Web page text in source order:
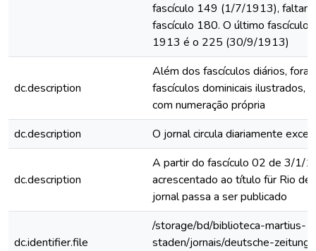
fascículo 149 (1/7/1913),
fascículo 180. O último fascículo
1913 é o 225 (30/9/1913)
dc.description
Além dos fascículos diários,
fascículos dominicais ilustrados,
com numeração própria
dc.description
O jornal circula diariamente
dc.description
A partir do fascículo 02 de 3/1/
acrescentado ao título für Rio de
jornal passa a ser publicado
dc.identifier.file
/storage/bd/biblioteca-martius-
staden/jornais/deutsche-